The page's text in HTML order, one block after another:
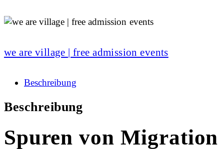
we are village | free admission events
Beschreibung
Beschreibung
Spuren von Migration